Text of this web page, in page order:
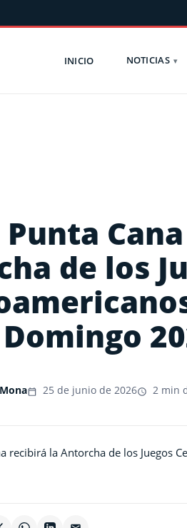
INICIO NOTICIAS
de los
25 de junio de 2026 2 min